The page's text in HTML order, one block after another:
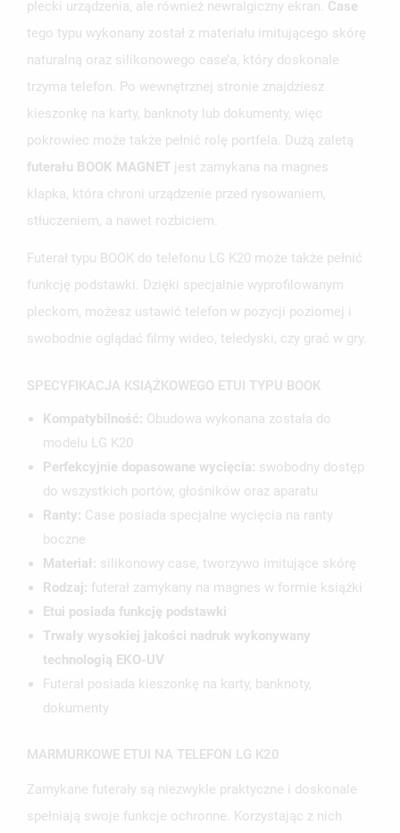
plecki urządzenia, ale również newralgiczny ekran. Case
tego typu wykonany został z materiału imitującego skórę
naturalną oraz silikonowego case’a, który doskonale
trzyma telefon. Po wewnętrznej stronie znajdziesz
kieszonkę na karty, banknoty lub dokumenty, więc
pokrowiec może także pełnić rolę portfela. Dużą zaletą
futerału BOOK MAGNET jest zamykana na magnes
klapka, która chroni urządzenie przed rysowaniem,
stłuczeniem, a nawet rozbiciem.
Futerał typu BOOK do telefonu LG K20 może także pełnić
funkcję podstawki. Dzięki specjalnie wyprofilowanym
pleckom, możesz ustawić telefon w pozycji poziomej i
swobodnie oglądać filmy wideo, teledyski, czy grać w gry.
SPECYFIKACJA KSIĄŻKOWEGO ETUI TYPU BOOK
Kompatybilność: Obudowa wykonana została do
modelu LG K20
Perfekcyjnie dopasowane wycięcia: swobodny dostęp
do wszystkich portów, głośników oraz aparatu
Ranty: Case posiada specjalne wycięcia na ranty
boczne
Materiał: silikonowy case, tworzywo imitujące skórę
Rodzaj: futerał zamykany na magnes w formie książki
Etui posiada funkcję podstawki
Trwały wysokiej jakości nadruk wykonywany
technologią EKO-UV
Futerał posiada kieszonkę na karty, banknoty,
dokumenty
MARMURKOWE ETUI NA TELEFON LG K20
Zamykane futerały są niezwykle praktyczne i doskonale
spełniają swoje funkcje ochronne. Korzystając z nich
MOJE LISTY ŻYCZEŃ
add_circle_outline UTWÓRZ NOWĄ LISTĘ
UTWÓRZ LISTĘ ŻYCZEŃ
ZALOGUJ SIĘ
SWOJEJ LIŚCIE ŻYCZEŃ.